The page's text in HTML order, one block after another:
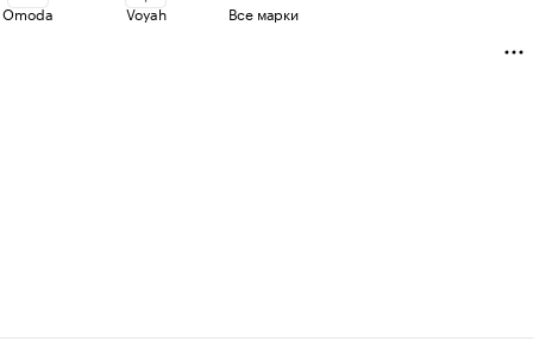
Проверка контрагентов
Omoda Voyah Все марки